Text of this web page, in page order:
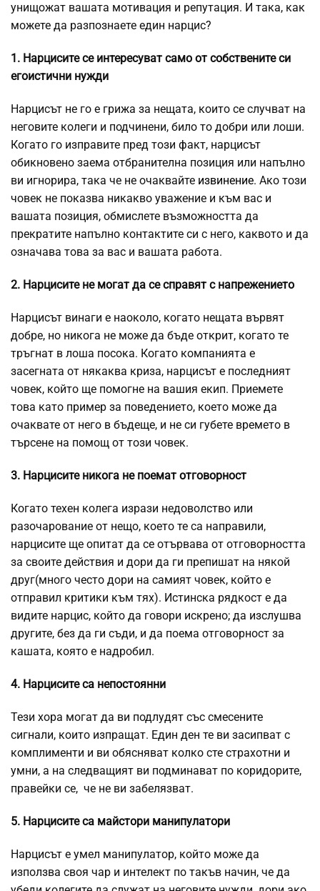
унищожат вашата мотивация и репутация. И така, как
можете да разпознаете един нарцис?
1. Нарцисите се интересуват само от собствените си
егоистични нужди
Нарцисът не го е грижа за нещата, които се случват на
неговите колеги и подчинени, било то добри или лоши.
Когато го изправите пред този факт, нарцисът
обикновено заема отбранителна позиция или напълно
ви игнорира, така че не очаквайте извинение. Ако този
човек не показва никакво уважение и към вас и
вашата позиция, обмислете възможността да
прекратите напълно контактите си с него, каквото и да
означава това за вас и вашата работа.
2. Нарцисите не могат да се справят с напрежението
Нарцисът винаги е наоколо, когато нещата вървят
добре, но никога не може да бъде открит, когато те
тръгнат в лоша посока. Когато компанията е
засегната от някаква криза, нарцисът е последният
човек, който ще помогне на вашия екип. Приемете
това като пример за поведението, което може да
очаквате от него в бъдеще, и не си губете времето в
търсене на помощ от този човек.
3. Нарцисите никога не поемат отговорност
Когато техен колега изрази недоволство или
разочарование от нещо, което те са направили,
нарцисите ще опитат да се отървава от отговорността
за своите действия и дори да ги препишат на някой
друг(много често дори на самият човек, който е
отправил критики към тях). Истинска рядкост е да
видите нарцис, който да говори искрено; да изслушва
другите, без да ги съди, и да поема отговорност за
кашата, която е надробил.
4. Нарцисите са непостоянни
Тези хора могат да ви подлудят със смесените
сигнали, които изпращат. Един ден те ви засипват с
комплименти и ви обясняват колко сте страхотни и
умни, а на следващият ви подминават по коридорите,
правейки сe, че не ви забелязват.
5. Нарцисите са майстори манипулатори
Нарцисът e умел манипулатор, който може да
използва своя чар и интелект по такъв начин, че да